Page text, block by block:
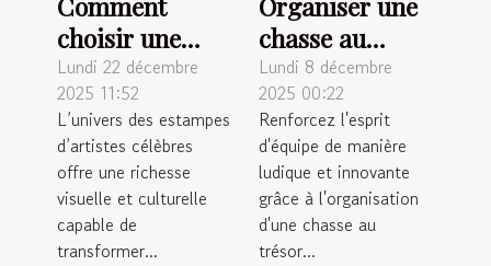
choisir une
estampe
d'artiste
célèbre pour
votre intérieur
?
Lundi 22 décembre
2025 11:52
L’univers des estampes
d’artistes célèbres
offre une richesse
visuelle et culturelle
capable de
transformer...
chasse au
trésor
inoubliable
pour renforcer
l'esprit
d'équipe
Lundi 8 décembre
2025 00:22
Renforcez l'esprit
d'équipe de manière
ludique et innovante
grâce à l'organisation
d'une chasse au
trésor...